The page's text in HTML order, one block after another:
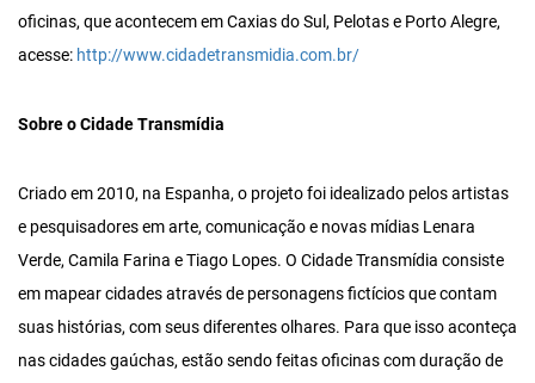
oficinas, que acontecem em Caxias do Sul, Pelotas e Porto Alegre,
acesse: http://www.cidadetransmidia.com.br/
Sobre o Cidade Transmídia
Criado em 2010, na Espanha, o projeto foi idealizado pelos artistas
e pesquisadores em arte, comunicação e novas mídias Lenara
Verde, Camila Farina e Tiago Lopes. O Cidade Transmídia consiste
em mapear cidades através de personagens fictícios que contam
suas histórias, com seus diferentes olhares. Para que isso aconteça
nas cidades gaúchas, estão sendo feitas oficinas com duração de